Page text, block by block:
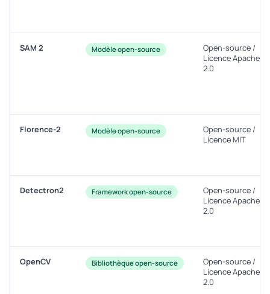
SAM 2 Modèle open-source
Open-source /
Licence Apache
2.0
Florence-2 Modèle open-source
Open-source /
Licence MIT
Detectron2 Framework open-source
Open-source /
Licence Apache
2.0
OpenCV Bibliothèque open-source
Open-source /
Licence Apache
2.0